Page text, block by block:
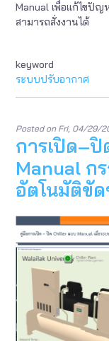
Manual เพื่อแก้ไขปั
สามารถสั่งงานได้
keyword
ระบบปรับอากาศ
Posted on Fri, 04/29/
การเปิด–
Manual ก
อัตโนมัติขัด